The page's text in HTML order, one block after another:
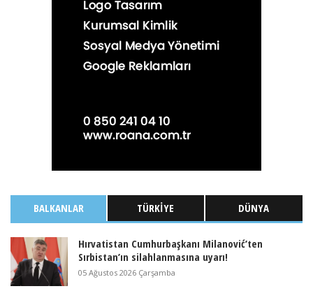
BALKANLAR TÜRKIYE DÜNYA
Hırvatistan Cumhurbaşkanı Milanović’ten
Sırbistan’ın silahlanmasına uyarı!
05 Ağustos 2026 Çarşamba